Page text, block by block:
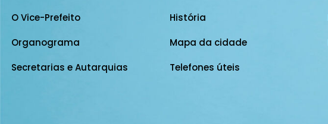
O Vice-Prefeito
Organograma
Secretarias e Autarquias
História
Mapa da cidade
Telefones úteis